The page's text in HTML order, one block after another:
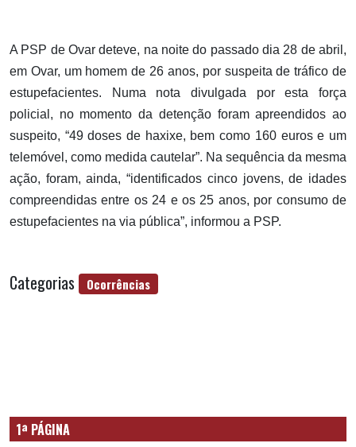
A PSP de Ovar deteve, na noite do passado dia 28 de abril,
em Ovar, um homem de 26 anos, por suspeita de tráfico de
estupefacientes. Numa nota divulgada por esta força
policial, no momento da detenção foram apreendidos ao
suspeito, “49 doses de haxixe, bem como 160 euros e um
telemóvel, como medida cautelar”. Na sequência da mesma
ação, foram, ainda, “identificados cinco jovens, de idades
compreendidas entre os 24 e os 25 anos, por consumo de
estupefacientes na via pública”, informou a PSP.
Categorias Ocorrências
1ª PÁGINA